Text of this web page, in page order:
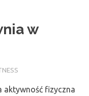
w
aktywność fizyczna